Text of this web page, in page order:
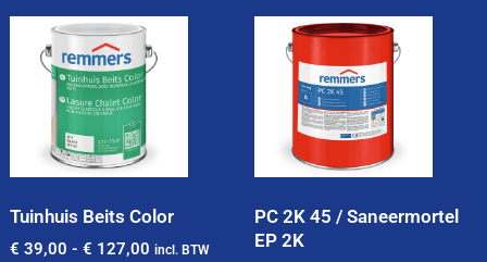
Tuinhuis Beits Color
€ 39,00 - € 127,00 incl. BTW
PC 2K 45 / Saneermortel
EP 2K